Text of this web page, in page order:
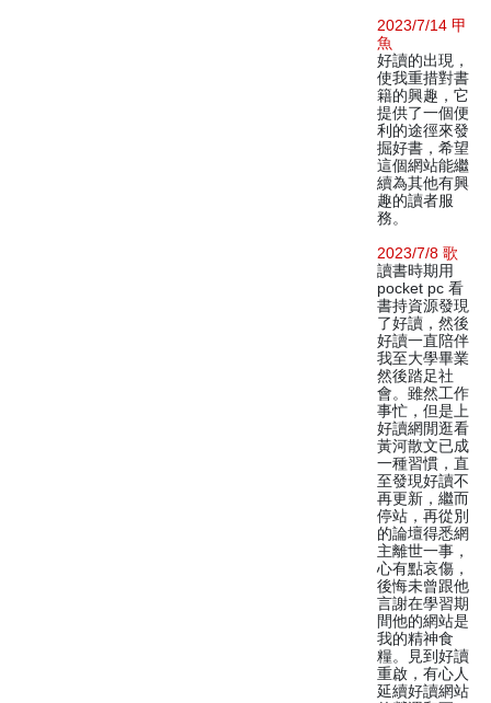
2023/7/14 甲
魚
好讀的出現，
使我重措對書
籍的興趣，它
提供了一個便
利的途徑來發
掘好書，希望
這個網站能繼
續為其他有興
趣的讀者服
務。
2023/7/8 歌
讀書時期用
pocket pc 看
書持資源發現
了好讀，然後
好讀一直陪伴
我至大學畢業
然後踏足社
會。雖然工作
事忙，但是上
好讀網閒逛看
黃河散文已成
一種習慣，直
至發現好讀不
再更新，繼而
停站，再從別
的論壇得悉網
主離世一事，
心有點哀傷，
後悔未曾跟他
言謝在學習期
間他的網站是
我的精神食
糧。見到好讀
重啟，有心人
延續好讀網站